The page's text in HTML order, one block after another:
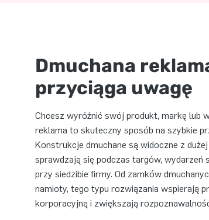
Dmuchana
przyciąga uwagę
Chcesz wyróżnić swój produkt, markę lub
reklama to skuteczny sposób na szybkie
Konstrukcje dmuchane są widoczne z
sprawdzają się podczas targów, wydarzeń
przy siedzibie firmy. Od zamków
namioty, tego typu rozwiązania wspierają
korporacyjną i zwiększają